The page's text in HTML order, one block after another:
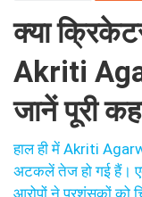
क्या
Akriti
जानें पूरी
हाल ही में Akriti
अटकलें तेज हो गई हैं।
आरोपों ने प्रशंसकों को